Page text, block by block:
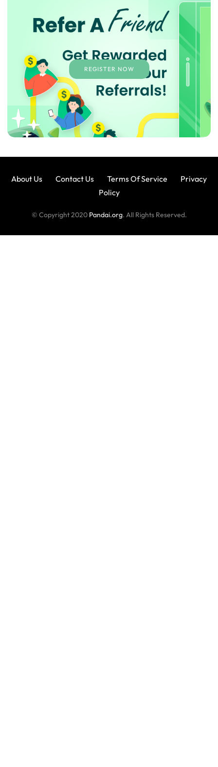
REGISTER NOW
About Us Contact Us Terms Of Service
Privacy
Policy
© Copyright 2020 Pandai.org. All Rights Reserved.